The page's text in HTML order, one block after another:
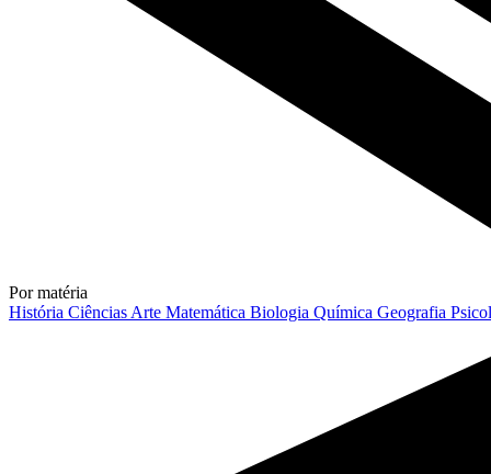
Por matéria
História Ciências Arte Matemática Biologia Química Geografia